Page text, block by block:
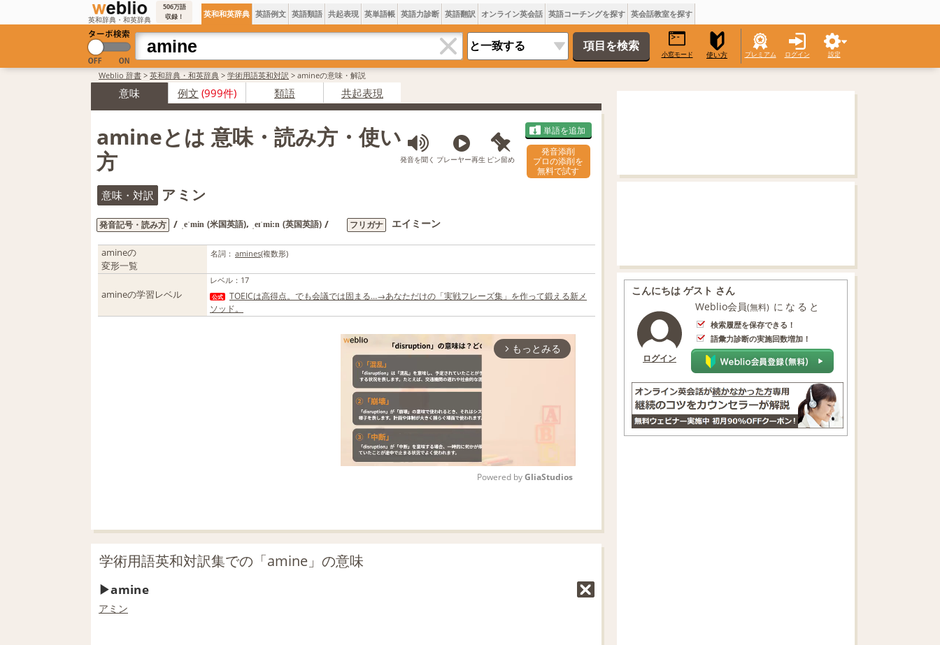
英和辞典・和英辞典
506万語
収録！
英和和英辞典 英語例文 英語類語 共起表現 英単語帳 英語力診断 英語翻訳 オンライン英会話 英語コーチングを探す 英会話教室を探す
小窓モード 使い方 プレミアム ログイン 設定
Weblio 辞書 > 英和辞典・和英辞典 > 学術用語英和対訳 > amineの意味・解説
意味 例文 (999件) 類語 共起表現
amineとは 意味・読み方・使い
方
発音を聞く プレーヤー再生 ピン留め
単語を追加
発音添削
プロの添削を
無料で試す
意味・対訳 アミン
発音記号・読み方 / ˌeˈmin (米国英語), ˌeɪˈmi:n (英国英語) / フリガナ エイミーン
amineの
変形一覧
名詞： amines(複数形)
amineの学習レベル
レベル ： 17
公式
TOEICは高得点。でも会議では固まる…→あなただけの「実戦フレーズ集」を作って鍛える新メ
ソッド。
arrow_forward_ios もっとみる
Powered by GliaStudios
学術用語英和対訳集での「amine」の意味
amine
アミン
こんにちは ゲスト さん
ログイン
Weblio会員(無料) になると
検索履歴を保存できる！
語彙力診断の実施回数増加！